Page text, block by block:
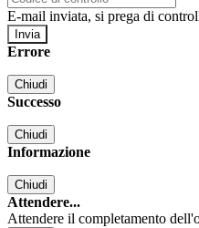
E-mail inviata, si prega di
Errore
Chiudi
Successo
Chiudi
Informazione
Chiudi
Attendere...
Attendere il completamento